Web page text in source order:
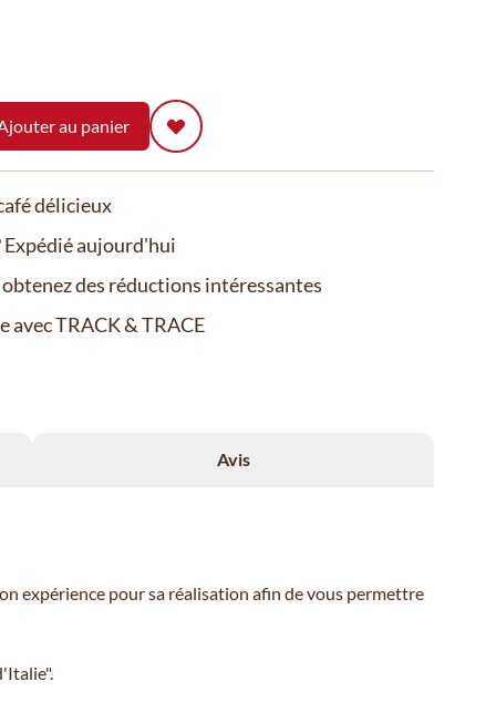
au panier
délicieux
Expédié aujourd'hui
des réductions intéressantes
avec TRACK & TRACE
Avis
expérience pour sa réalisation afin de vous permettre